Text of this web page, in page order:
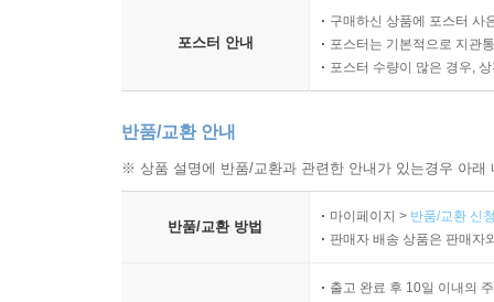
포스터 안내
구매하신 상품에 포스터 사
포스터는 기본적으로 지관
포스터 수량이 많은 경우,
반품/교환 안내
※ 상품 설명에 반품/교환과 관련한 안내가 있는경우 아
반품/교환 방법
마이페이지 > 반품/교환 신
판매자 배송 상품은 판매자
출고 완료 후 10일 이내의